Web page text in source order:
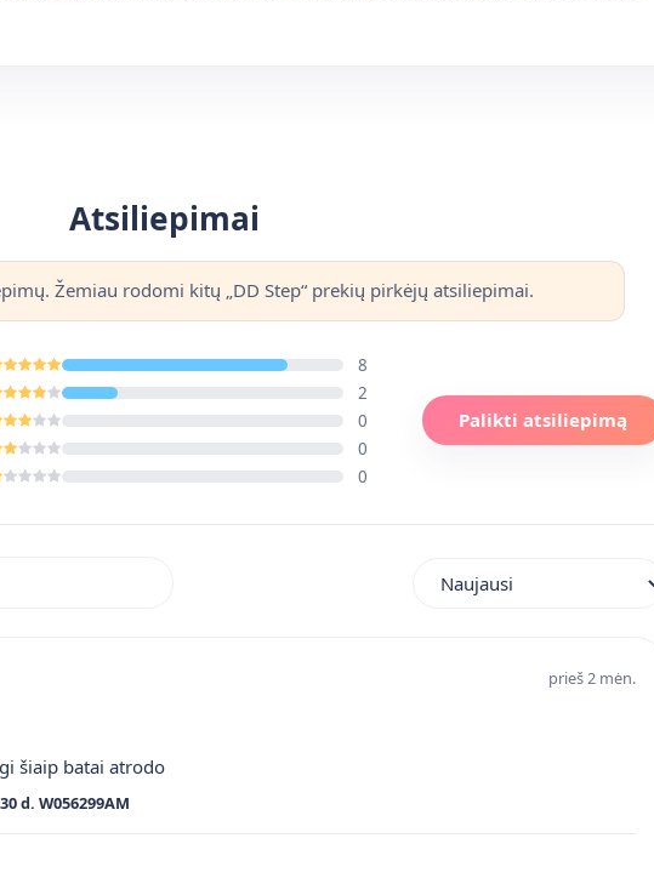
Atsiliepimai
Žemiau rodomi kitų „DD Step“ prekių pirkėjų atsiliepimai.
8
2
0
0
0
Palikti atsiliepimą
prieš 2 mėn.
šiaip batai atrodo
d. W056299AM